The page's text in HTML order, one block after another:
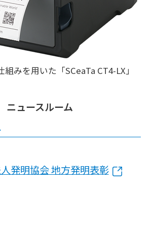
みを用いた「SCeaTa CT4-LX」
ニュースルーム
発明協会 地方発明表彰